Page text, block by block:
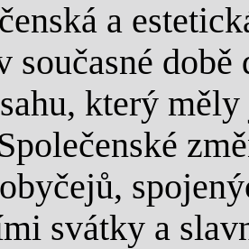
a
současné
který
svátky a